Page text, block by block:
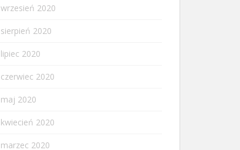
wrzesień 2020
sierpień 2020
lipiec 2020
czerwiec 2020
maj 2020
kwiecień 2020
marzec 2020